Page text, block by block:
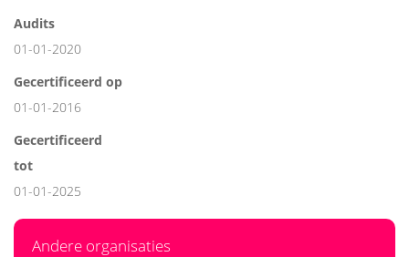
Audits
01-01-2020
Gecertificeerd op
01-01-2016
Gecertificeerd
tot
01-01-2025
Andere organisaties